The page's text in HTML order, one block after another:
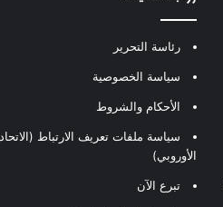
رئاسة التحرير
سياسة الخصوصية
الأحكام والشروط
سياسة ملفات تعريف الارتباط (الاتحاد
الأوروبي)
تبرع الآن